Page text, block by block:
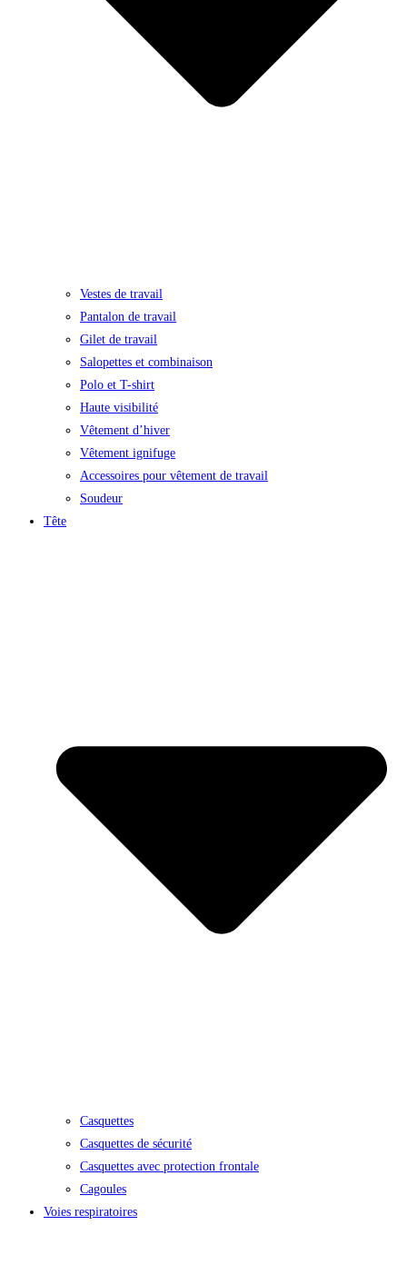
Vestes de travail
Pantalon de travail
Gilet de travail
Salopettes et combinaison
Polo et T-shirt
Haute visibilité
Vêtement d’hiver
Vêtement ignifuge
Accessoires pour vêtement de travail
Soudeur
Tête
Casquettes
Casquettes de sécurité
Casquettes avec protection frontale
Cagoules
Voies respiratoires